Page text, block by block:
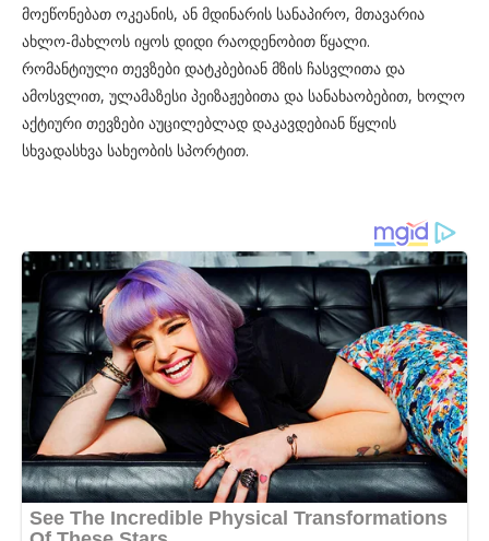
მოეწონებათ ოკეანის, ან მდინარის სანაპირო, მთავარია
ახლო-მახლოს იყოს დიდი რაოდენობით წყალი.
რომანტიული თევზები დატკბებიან მზის ჩასვლითა და
ამოსვლით, ულამაზესი პეიზაჟებითა და სანახაობებით, ხოლო
აქტიური თევზები აუცილებლად დაკავდებიან წყლის
სხვადასხვა სახეობის სპორტით.